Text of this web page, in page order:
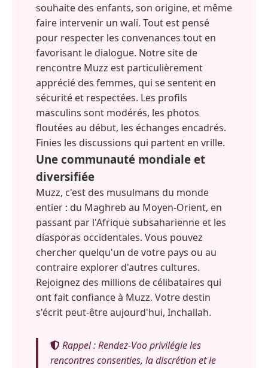
souhaite des enfants, son origine, et même
faire intervenir un wali. Tout est pensé
pour respecter les convenances tout en
favorisant le dialogue. Notre site de
rencontre Muzz est particulièrement
apprécié des femmes, qui se sentent en
sécurité et respectées. Les profils
masculins sont modérés, les photos
floutées au début, les échanges encadrés.
Finies les discussions qui partent en vrille.
Une communauté mondiale et
diversifiée
Muzz, c'est des musulmans du monde
entier : du Maghreb au Moyen-Orient, en
passant par l'Afrique subsaharienne et les
diasporas occidentales. Vous pouvez
chercher quelqu'un de votre pays ou au
contraire explorer d'autres cultures.
Rejoignez des millions de célibataires qui
ont fait confiance à Muzz. Votre destin
s'écrit peut-être aujourd'hui, Inchallah.
Rappel : Rendez-Voo privilégie les
rencontres consenties, la discrétion et le